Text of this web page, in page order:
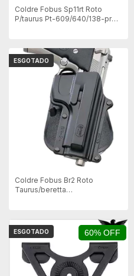
Coldre Fobus Sp11rt Roto
P/taurus Pt-609/640/138-pro
ESGOTADO
Coldre Fobus Br2 Roto
Taurus/beretta
60% OFF
ESGOTADO